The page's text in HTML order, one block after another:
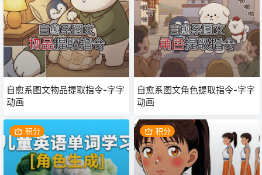
自愈系图文物品提取指令-字字
动画
自愈系图文角色提取指令-字字
动画
积分 积分